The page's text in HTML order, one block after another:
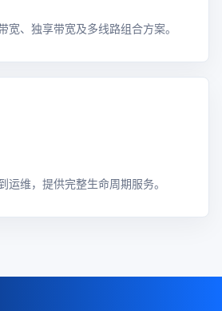
宽、独享带宽及多线路组合方案。
运维，提供完整生命周期服务。